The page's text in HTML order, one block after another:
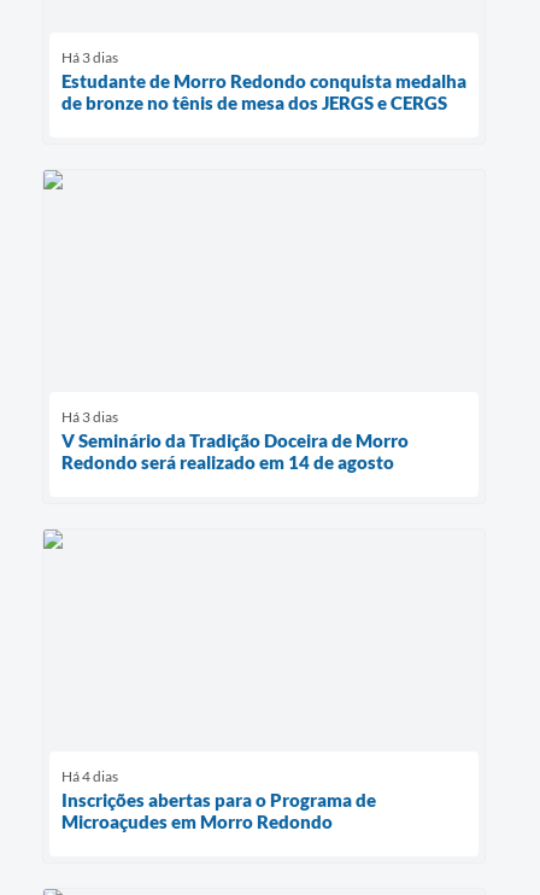
Há 3 dias
Estudante de Morro Redondo conquista medalha
de bronze no tênis de mesa dos JERGS e CERGS
Há 3 dias
V Seminário da Tradição Doceira de Morro
Redondo será realizado em 14 de agosto
Há 4 dias
Inscrições abertas para o Programa de
Microaçudes em Morro Redondo